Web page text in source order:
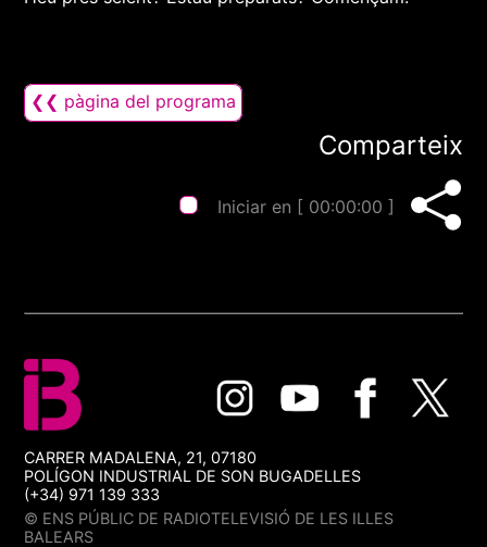
❮❮ pàgina del programa
Comparteix
Iniciar en [ 00:00:00 ]
CARRER MADALENA, 21, 07180
POLÍGON INDUSTRIAL DE SON BUGADELLES
(+34) 971 139 333
© ENS PÚBLIC DE RADIOTELEVISIÓ DE LES ILLES
BALEARS